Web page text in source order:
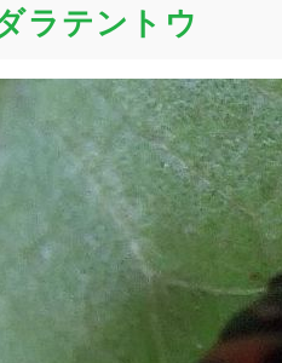
ラテントウ